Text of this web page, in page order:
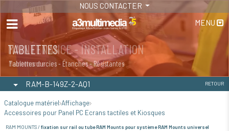
NOUS CONTACTER
MENU
MAINTENANCE - INSTALLATION
Maintenance
TABLETTES
Tablettes durcies - Étanches - Résistantes
RAM-B-149Z-2-AQ1 RETOUR
Catalogue matériel Affichage
Accessoires pour Panel PC Ecrans tactiles et Kiosques
RAM MOUNTS / fixation sur rail ou tube RAM Mounts pour système RAM Mounts universel